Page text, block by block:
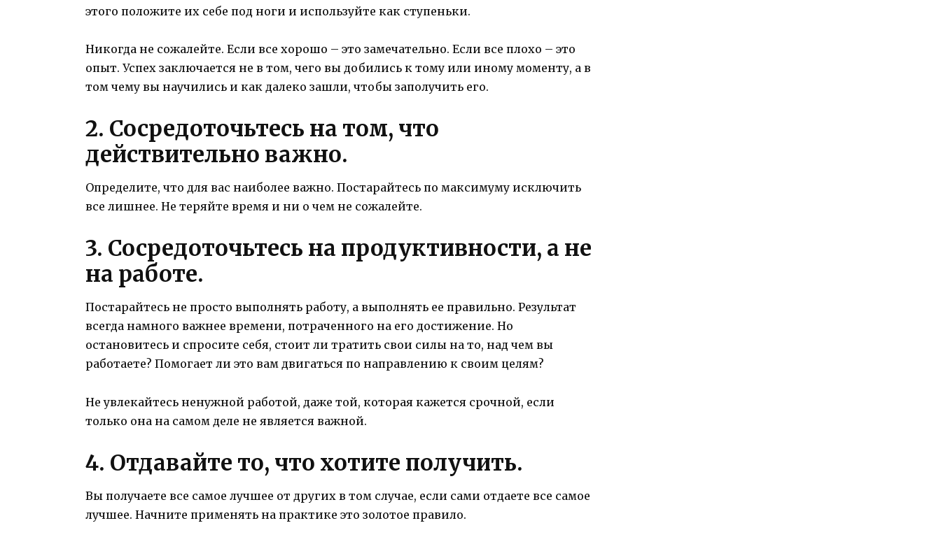
этого положите их себе под ноги и используйте как ступеньки.
Никогда не сожалейте. Если все хорошо – это замечательно. Если все плохо – это
опыт. Успех заключается не в том, чего вы добились к тому или иному моменту, а в
том чему вы научились и как далеко зашли, чтобы заполучить его.
2. Сосредоточьтесь на том, что
действительно важно.
Определите, что для вас наиболее важно. Постарайтесь по максимуму исключить
все лишнее. Не теряйте время и ни о чем не сожалейте.
3. Сосредоточьтесь на продуктивности, а не
на работе.
Постарайтесь не просто выполнять работу, а выполнять ее правильно. Результат
всегда намного важнее времени, потраченного на его достижение. Но
остановитесь и спросите себя, стоит ли тратить свои силы на то, над чем вы
работаете? Помогает ли это вам двигаться по направлению к своим целям?
Не увлекайтесь ненужной работой, даже той, которая кажется срочной, если
только она на самом деле не является важной.
4. Отдавайте то, что хотите получить.
Вы получаете все самое лучшее от других в том случае, если сами отдаете все самое
лучшее. Начните применять на практике это золотое правило.